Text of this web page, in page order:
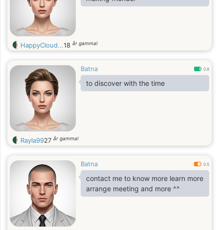
HappyCloud...18 år gammal
Batna 0.8
to discover with the time
Rayla9927 år gammal
Batna 0.5
contact me to know more learn more
arrange meeting and more ^^